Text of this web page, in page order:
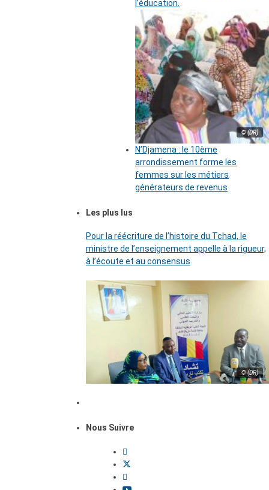
l’éducation.
© (DR)
N’Djamena : le 10ème
arrondissement forme les
femmes sur les métiers
générateurs de revenus
Les plus lus
Pour la réécriture de l’histoire du Tchad, le
ministre de l’enseignement appelle à la rigueur,
à l’écoute et au consensus
© (DR)
Nous Suivre